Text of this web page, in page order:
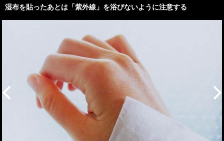
湿布を貼ったあとは「紫外線」を浴びないように注意する